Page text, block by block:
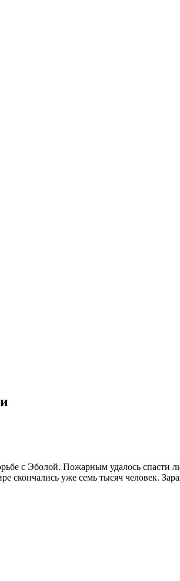
с Эболой. Пожарным удалось спасти
уже семь тысяч человек.